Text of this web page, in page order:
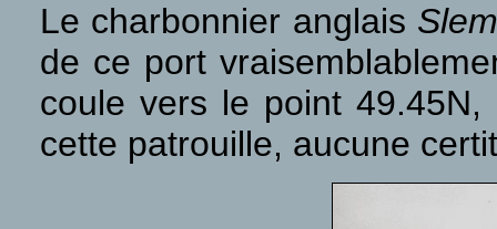
Le charbonnier anglais
de ce port
coule vers le point
cette patrouille, aucune